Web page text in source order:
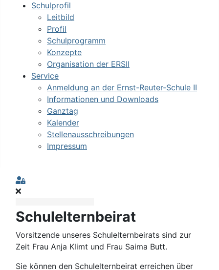
Schulprofil
Leitbild
Profil
Schulprogramm
Konzepte
Organisation der ERSII
Service
Anmeldung an der Ernst-Reuter-Schule II
Informationen und Downloads
Ganztag
Kalender
Stellenausschreibungen
Impressum
Sign In
Schulelternbeirat
Vorsitzende unseres Schulelternbeirats sind zur
Zeit Frau Anja Klimt und Frau Saima Butt.
Sie können den Schulelternbeirat erreichen über